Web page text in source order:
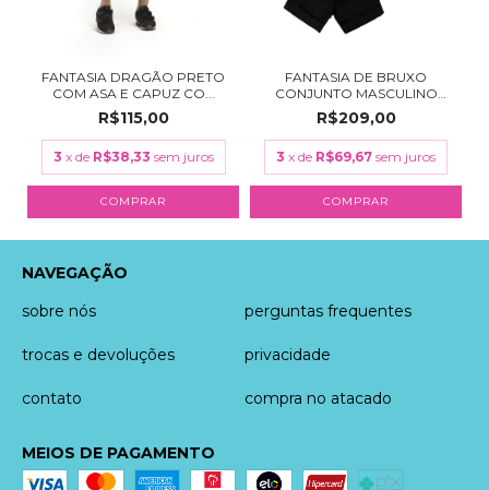
FANTASIA DRAGÃO PRETO
COM ASA E CAPUZ CO...
R$115,00
3 x de R$38,33 sem juros
COMPRAR
FANTASIA DE BRUXO
CONJUNTO MASCULINO
CON...
R$209,00
3 x de R$69,67 sem juros
COMPRAR
NAVEGAÇÃO
sobre nós
perguntas frequentes
trocas e devoluções privacidade
contato compra no atacado
MEIOS DE PAGAMENTO